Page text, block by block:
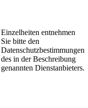
Einzelheiten entnehmen
Sie bitte den
Datenschutzbestimmungen
des in der Beschreibung
genannten Dienstanbieters.